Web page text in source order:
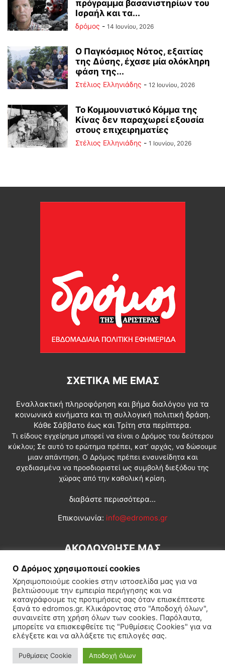
πρόγραμμα βασανιστηρίων του
Ισραήλ και τα...
δρόμος - 14 Ιουνίου, 2026
Ο Παγκόσμιος Νότος, εξαιτίας
της Δύσης, έχασε μία ολόκληρη
φάση της...
Στέλιος Ελληνιάδης - 12 Ιουνίου, 2026
Το Κομμουνιστικό Κόμμα της
Κίνας δεν παραχωρεί εξουσία
στους επιχειρηματίες
Στέλιος Ελληνιάδης - 1 Ιουνίου, 2026
ΣΧΕΤΙΚΆ ΜΕ ΕΜΆΣ
Εναλλακτική πληροφόρηση και βήμα διαλόγου για τα
κοινωνικά κινήματα και τη συλλογική πολιτική δράση.
Κάθε Σάββατο έως και Τρίτη στα περίπτερα.
Τι είδους εγχείρημα μπορεί να είναι ο Δρόμος του δεύτερου
κύκλου; Σε αυτό το ερώτημα πρέπει, κατ’ αρχάς, να δώσουμε
μιαν απάντηση. Ο Δρόμος πρέπει ενσυνείδητα και
σχεδιασμένα να προσδιοριστεί ως συμβολή διεξόδου της
χώρας από την καθολική κρίση.
διαβάστε περισσότερα...
Επικοινωνία: info@edromos.gr
ΑΚΟΛΟΥΘΗΣΕ ΜΑΣ
Εγγραφή συνδρομητή Πολιτική Διεθνή Κοινωνία
Πολιτισμός Αφιερώματα
© Δρόμος της Αριστεράς
Ο Δρόμος χρησιμοποιεί cookies
Χρησιμοποιούμε cookies στην ιστοσελίδα μας για να
βελτιώσουμε την εμπειρία περιήγησης και να
καταγράφουμε τις προτιμήσεις σας όταν επισκέπτεστε
ξανά το edromos.gr. Κλικάροντας στο "Αποδοχή όλων",
συναινείτε στη χρήση όλων των cookies. Παρόλαυτα,
μπορείτε να επισκεφθείτε τις "Ρυθμίσεις Cookies" για να
ελέγξετε και να αλλάξετε τις επιλογές σας.
Ρυθμίσεις Cookie Αποδοχή όλων